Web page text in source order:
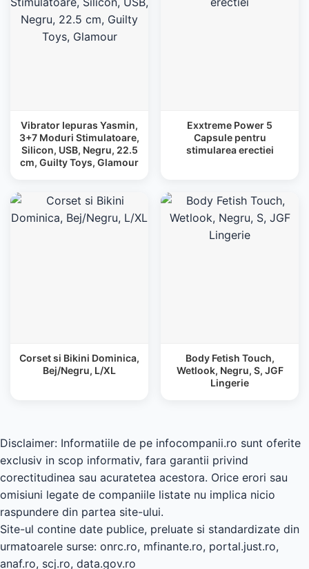
Vibrator Iepuras Yasmin,
3+7 Moduri Stimulatoare,
Silicon, USB, Negru, 22.5
cm, Guilty Toys, Glamour
Exxtreme Power 5
Capsule pentru
stimularea erectiei
Corset si Bikini Dominica,
Bej/Negru, L/XL
Body Fetish Touch,
Wetlook, Negru, S, JGF
Lingerie
Disclaimer: Informatiile de pe infocompanii.ro sunt oferite
exclusiv in scop informativ, fara garantii privind
corectitudinea sau acuratetea acestora. Orice erori sau
omisiuni legate de companiile listate nu implica nicio
raspundere din partea site-ului.
Site-ul contine date publice, preluate si standardizate din
urmatoarele surse: onrc.ro, mfinante.ro, portal.just.ro,
anaf.ro, scj.ro, data.gov.ro